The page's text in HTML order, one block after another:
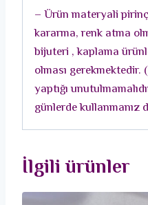
– Ürün materyali
kararma, renk atma
bijuteri , kaplama
olması
yaptığı
günlerde kullanmanız
İlgili ürünler